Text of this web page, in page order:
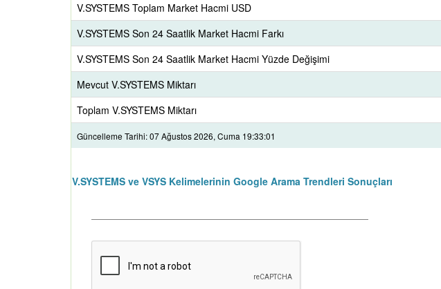
V.SYSTEMS Toplam Market Hacmi USD
V.SYSTEMS Son 24 Saatlik Market Hacmi Farkı
V.SYSTEMS Son 24 Saatlik Market Hacmi Yüzde Değişimi
Mevcut V.SYSTEMS Miktarı
Toplam V.SYSTEMS Miktarı
Güncelleme Tarihi: 07 Ağustos 2026, Cuma 19:33:01
V.SYSTEMS ve VSYS Kelimelerinin Google Arama Trendleri Sonuçları